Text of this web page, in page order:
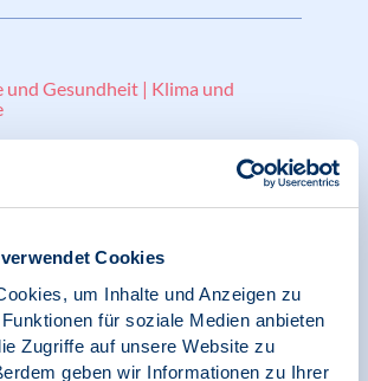
Cookies
um Inhalte und Anzeigen zu
für soziale Medien anbieten
Zugriffe auf unsere Website zu
geben wir Informationen zu Ihrer
und Gesundheit | Klima und
Psychologie Preis 2025 für Silvia
und Podiumsdiskussion in
| Menschenrechte